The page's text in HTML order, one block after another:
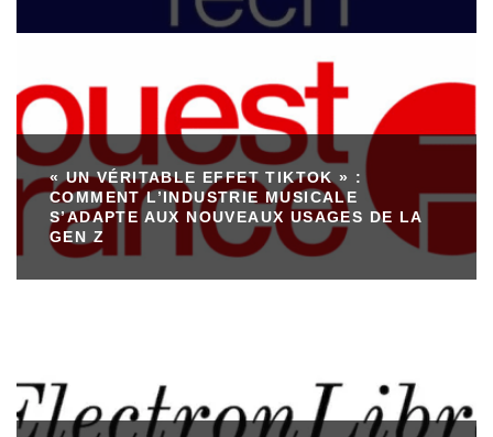
« UN VÉRITABLE EFFET TIKTOK » :
COMMENT L’INDUSTRIE MUSICALE
S’ADAPTE AUX NOUVEAUX USAGES DE LA
GEN Z